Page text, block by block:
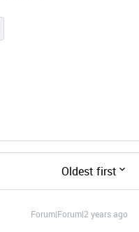
Oldest first
Forum|Forum|2 years ago